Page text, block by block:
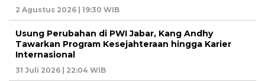
2 Agustus 2026 | 19:30 WIB
Usung Perubahan di PWI Jabar, Kang Andhy
Tawarkan Program Kesejahteraan hingga Karier
Internasional
31 Juli 2026 | 22:04 WIB